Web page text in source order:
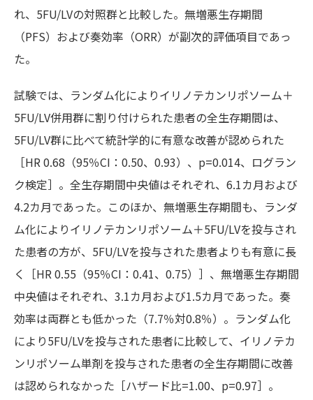
れ、5FU/LVの対照群と比較した。無増悪生存期間
（PFS）および奏効率（ORR）が副次的評価項目であっ
た。
試験では、ランダム化によりイリノテカンリポソーム＋
5FU/LV併用群に割り付けられた患者の全生存期間は、
5FU/LV群に比べて統計学的に有意な改善が認められた
［HR 0.68（95％CI：0.50、0.93）、p=0.014、ログラン
ク検定］。全生存期間中央値はそれぞれ、6.1カ月および
4.2カ月であった。このほか、無増悪生存期間も、ランダ
ム化によりイリノテカンリポソーム＋5FU/LVを投与され
た患者の方が、5FU/LVを投与された患者よりも有意に長
く［HR 0.55（95％CI：0.41、0.75）］、無増悪生存期間
中央値はそれぞれ、3.1カ月および1.5カ月であった。奏
効率は両群とも低かった（7.7％対0.8％）。ランダム化
により5FU/LVを投与された患者に比較して、イリノテカ
ンリポソーム単剤を投与された患者の全生存期間に改善
は認められなかった［ハザード比=1.00、p=0.97］。